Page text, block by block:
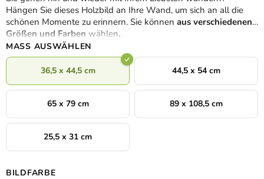
Hängen Sie dieses Holzbild an Ihre Wand, um sich an all die
schönen Momente zu erinnern. Sie können aus verschiedenen
Größen und Farben wählen.
MASS AUSWÄHLEN
36,5 x 44,5 cm 44,5 x 54 cm
65 x 79 cm 89 x 108,5 cm
25,5 x 31 cm
BILDFARBE